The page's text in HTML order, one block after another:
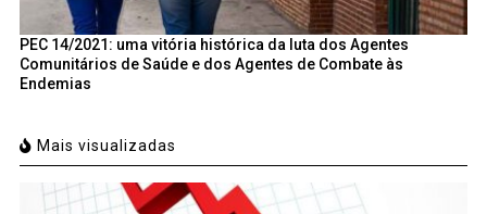
PEC 14/2021: uma vitória histórica da luta dos Agentes
Comunitários de Saúde e dos Agentes de Combate às
Endemias
Mais visualizadas